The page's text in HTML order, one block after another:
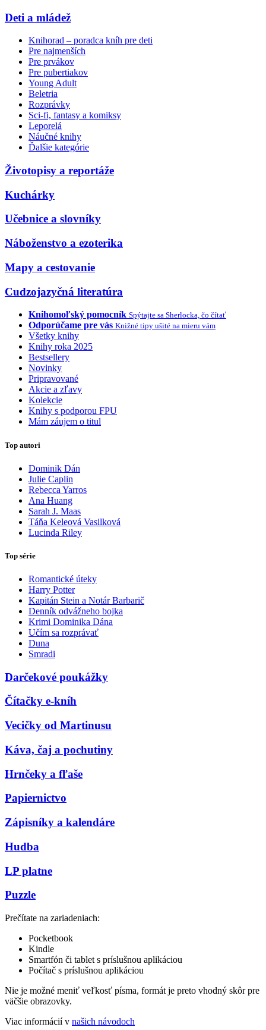
Deti a mládež
Knihorad – poradca kníh pre deti
Pre najmenších
Pre prvákov
Pre pubertiakov
Young Adult
Beletria
Rozprávky
Sci-fi, fantasy a komiksy
Leporelá
Náučné knihy
Ďalšie kategórie
Životopisy a reportáže
Kuchárky
Učebnice a slovníky
Náboženstvo a ezoterika
Mapy a cestovanie
Cudzojazyčná literatúra
Knihomoľský pomocník Spýtajte sa Sherlocka, čo čítať
Odporúčame pre vás Knižné tipy ušité na mieru vám
Všetky knihy
Knihy roka 2025
Bestsellery
Novinky
Pripravované
Akcie a zľavy
Kolekcie
Knihy s podporou FPU
Mám záujem o titul
Top autori
Dominik Dán
Julie Caplin
Rebecca Yarros
Ana Huang
Sarah J. Maas
Táňa Keleová Vasilková
Lucinda Riley
Top série
Romantické úteky
Harry Potter
Kapitán Stein a Notár Barbarič
Denník odvážneho bojka
Krimi Dominika Dána
Učím sa rozprávať
Duna
Smradi
Darčekové poukážky
Čítačky e-kníh
Vecičky od Martinusu
Káva, čaj a pochutiny
Hrnčeky a fľaše
Papiernictvo
Zápisníky a kalendáre
Hudba
LP platne
Puzzle
Prečítate na zariadeniach:
Pocketbook
Kindle
Smartfón či tablet s príslušnou aplikáciou
Počítač s príslušnou aplikáciou
Nie je možné meniť veľkosť písma, formát je preto vhodný skôr pre
väčšie obrazovky.
Viac informácií v našich návodoch